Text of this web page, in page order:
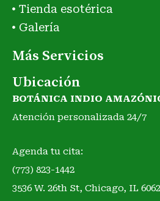
Tienda esotérica
Galería
Más Servicios
Ubicación
BOTÁNICA INDIO
Atención personalizada 24/7
Agenda tu cita:
(773) 823-1442
3536 W. 26th St, Chicago, IL